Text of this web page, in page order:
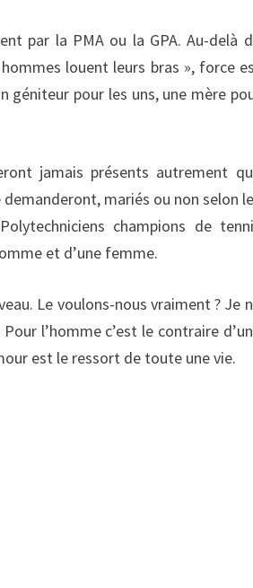
par la PMA ou la GPA. Au-delà
louent leurs bras », force
géniteur pour les uns, une mère
jamais présents autrement
mariés ou non selon
champions de
et d’une femme.
Le voulons-nous vraiment ? Je
l’homme c’est le contraire
est le ressort de toute une vie.